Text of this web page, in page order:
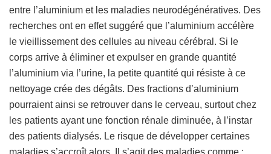
entre l’aluminium et les maladies neurodégénératives. Des
recherches ont en effet suggéré que l’aluminium accélère
le vieillissement des cellules au niveau cérébral. Si le
corps arrive à éliminer et expulser en grande quantité
l’aluminium via l’urine, la petite quantité qui résiste à ce
nettoyage crée des dégâts. Des fractions d’aluminium
pourraient ainsi se retrouver dans le cerveau, surtout chez
les patients ayant une fonction rénale diminuée, à l’instar
des patients dialysés. Le risque de développer certaines
maladies s’accroît alors. Il s’agit des maladies comme :